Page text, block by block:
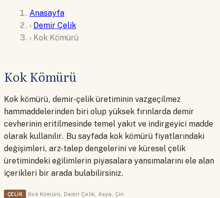
Anasayfa
› Demir Çelik
› Kok Kömürü
Kok Kömürü
Kok kömürü, demir-çelik üretiminin vazgeçilmez
hammaddelerinden biri olup yüksek fırınlarda demir
cevherinin eritilmesinde temel yakıt ve indirgeyici madde
olarak kullanılır. Bu sayfada kok kömürü fiyatlarındaki
değişimleri, arz-talep dengelerini ve küresel çelik
üretimindeki eğilimlerin piyasalara yansımalarını ele alan
içerikleri bir arada bulabilirsiniz.
ÇELIK Kok Kömürü, Demir Çelik, Asya , Çin